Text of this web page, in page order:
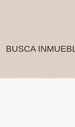
BUSCA